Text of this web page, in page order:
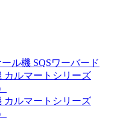
ル機 SQSワーバード
カルマートシリーズ
カルマートシリーズ